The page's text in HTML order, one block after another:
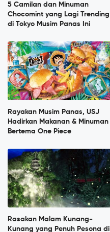
5 Camilan dan Minuman
Chocomint yang Lagi Trending
di Tokyo Musim Panas Ini
Rayakan Musim Panas, USJ
Hadirkan Makanan & Minuman
Bertema One Piece
Rasakan Malam Kunang-
Kunang yang Penuh Pesona di